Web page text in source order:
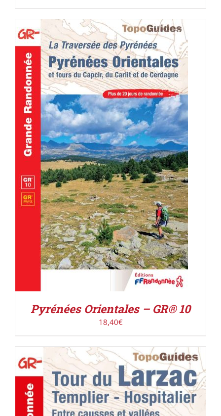
AJOUTER AU PANIER / DÉTAILS
Pyrénées Orientales – GR® 10
18,40€